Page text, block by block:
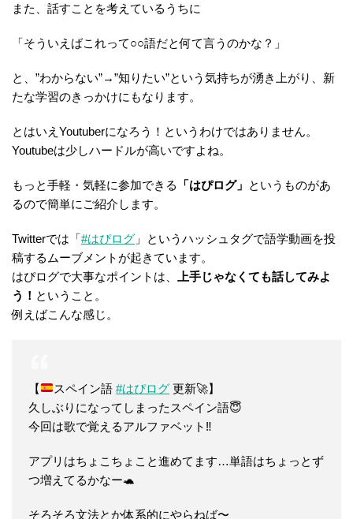
また、話すことを考えているうちに
「そういえばこれって○○語だと何て言うのかな？」
と、”わからない”→”知りたい”という気持ちが湧き上がり、新
たな学習のきっかけにもなります。
とはいえYoutuberになろう！というわけではありません。
Youtubeは少しハードルが高いですよね。
もっと手軽・気軽に参加できる 「はぴログ」 というものがあ
るので簡単にご紹介します。
Twitterでは「#はぴログ 」というハッシュタグで語学動画を投
稿するムーブメントが起きています。
はぴログで大事なポイントは、
上手じゃなくても話してみよ
う！ ということ。
例えばこんな感じ。
【 スペイン語#はぴログ 更新🚀】
久しぶりになってしまったスペイン語😇
今回は歌で覚えるアルファベット‼️
アプリはちょこちょこと進めてます…単語はちょっとず
つ増えてるかなー🐢
そろそろ文法とか体系的にやらねば〜